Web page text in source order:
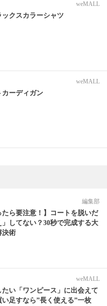
weMALL
クスカラーシャツ
weMALL
カーディガン
編集部
たら要注意！】コートを脱いだ
」してない？30秒で完成する大
決術
weMALL
い「ワンピース」に出会えて
い足すなら”長く使える”一枚